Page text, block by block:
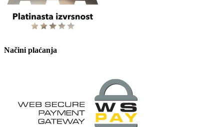
Načini plaćanja